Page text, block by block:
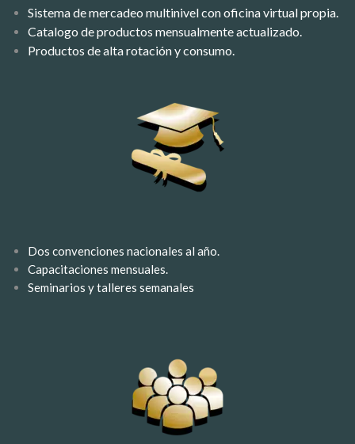
Sistema de mercadeo multinivel con oficina virtual propia.
Catalogo de productos mensualmente actualizado.
Productos de alta rotación y consumo.
Dos convenciones nacionales al año.
Capacitaciones mensuales.
Seminarios y talleres semanales